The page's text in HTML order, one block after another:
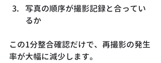
写真の順序が撮影記録と合ってい
るか
この1分整合確認だけで、再撮影の発生
率が大幅に減少します。